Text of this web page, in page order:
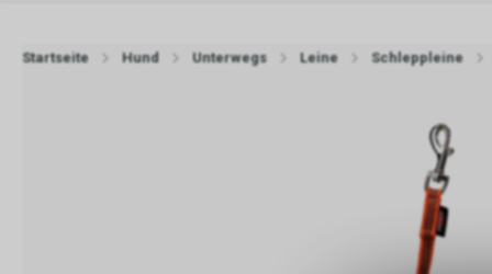
Startseite Hund Unterwegs Leine Schleppleine